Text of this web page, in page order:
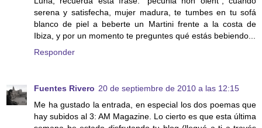
serena y satisfecha, mujer madura, te tumbes en tu sofá
blanco de piel a beberte un Martini frente a la costa de
Ibiza, y por un momento te preguntes qué estás bebiendo...
Responder
Fuentes Rivero 20 de septiembre de 2010 a las 12:15
Me ha gustado la entrada, en especial los dos poemas que
hay subidos al 3: AM Magazine. Lo cierto es que esta última